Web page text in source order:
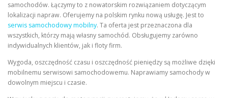
samochodów. Łączymy to z nowatorskim rozwiązaniem dotyczącym
lokalizacji napraw. Oferujemy na polskim rynku nową usługę. Jest to
serwis samochodowy mobilny. Ta oferta jest przeznaczona dla
wszystkich, którzy mają własny samochód. Obsługujemy zarówno
indywidualnych klientów, jak i floty firm.
Wygoda, oszczędność czasu i oszczędność pieniędzy są możliwe dzięki
mobilnemu serwisowi samochodowemu. Naprawiamy samochody w
dowolnym miejscu i czasie.